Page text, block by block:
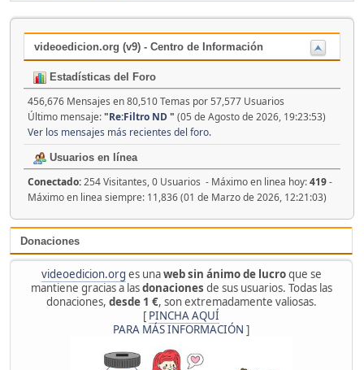
Donaciones
videoedicion.org es unaweb sin ánimo de lucroque se
mantiene gracias a lasdonaciones de sus usuarios. Todas las
donaciones, desde 1 €, son extremadamente valiosas.
[ PINCHA AQUÍ
PARA MÁS INFORMACIÓN ]
videoedicion.org (v9) - Centro de Información
Estadísticas del Foro
456,676 Mensajes en 80,510 Temas por 57,577 Usuarios
Último mensaje:"Re:Filtro ND" (05 de Agosto de 2026, 19:23:53)
Ver los mensajes más recientes del foro.
Usuarios en línea
Conectado:254 Visitantes, 0 Usuarios - Máximo en linea hoy:419-
Máximo en linea siempre: 11,836 (01 de Marzo de 2026, 12:21:03)